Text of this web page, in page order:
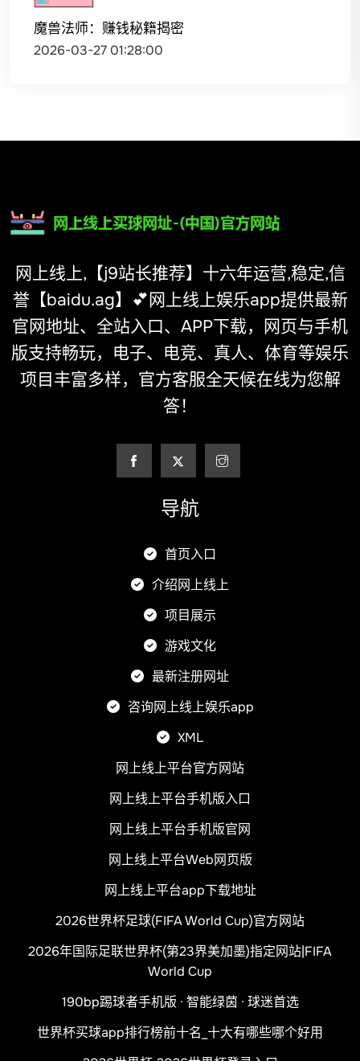
魔兽法师：赚钱秘籍揭密
2026-03-27 01:28:00
网上线上,【j9站长推荐】十六年运营,稳定,信
誉【baidu.ag】💕网上线上娱乐app提供最新
官网地址、全站入口、APP下载，网页与手机
版支持畅玩，电子、电竞、真人、体育等娱乐
项目丰富多样，官方客服全天候在线为您解
答！
导航
首页入口
介绍网上线上
项目展示
游戏文化
最新注册网址
咨询网上线上娱乐app
XML
网上线上平台官方网站
网上线上平台手机版入口
网上线上平台手机版官网
网上线上平台Web网页版
网上线上平台app下载地址
2026世界杯足球(FIFA World Cup)官方网站
2026年国际足联世界杯(第23界美加墨)指定网站|FIFA
World Cup
190bp踢球者手机版 · 智能绿茵 · 球迷首选
世界杯买球app排行榜前十名_十大有哪些哪个好用